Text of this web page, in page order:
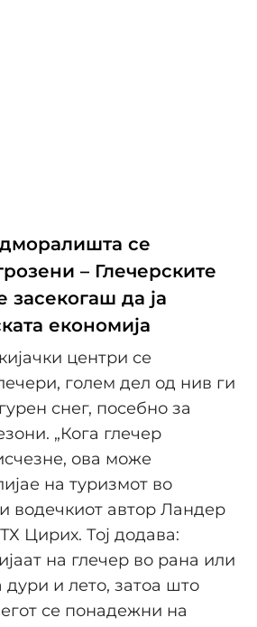
се
– Глечерските
да ја
економија
центри се
голем дел од нив ги
снег, посебно за
„Кога глечер
ова може
на туризмот во
водечкиот автор Ландер
Цирих. Тој додава:
на глечер во рана или
и лето, затоа што
се понадежни на